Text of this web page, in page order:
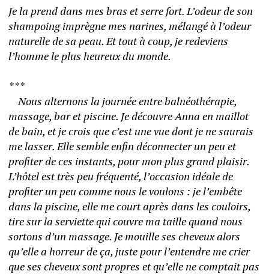
Je la prend dans mes bras et serre fort. L’odeur de son
shampoing imprègne mes narines, mélangé à l’odeur
naturelle de sa peau. Et tout à coup, je redeviens
***
	Nous alternons la journée entre balnéothérapie,
massage, bar et piscine. Je découvre Anna en maillot
de bain, et je crois que c’est une vue dont je ne saurais
me lasser. Elle semble enfin déconnecter un peu et
profiter de ces instants, pour mon plus grand plaisir.
L’hôtel est très peu fréquenté, l’occasion idéale de
profiter un peu comme nous le voulons : je l’embête
dans la piscine, elle me court après dans les couloirs,
tire sur la serviette qui couvre ma taille quand nous
sortons d’un massage. Je mouille ses cheveux alors
qu’elle a horreur de ça, juste pour l’entendre me crier
que ses cheveux sont propres et qu’elle ne comptait pas